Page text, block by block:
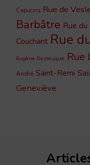
Capucins Rue de
Barbâtre Rue
Couchant Rue
Eugène Desteuque Rue
André Saint-Remi
Geneviève